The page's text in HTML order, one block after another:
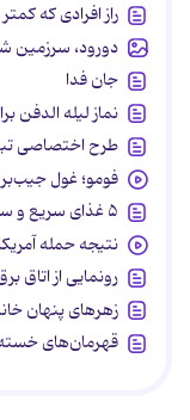
راز افرادی که
دورود،
جان فدا
نماز لیله الدفن
طرح اختصاصی
فومو؛ غول
۵ غذای سریع و سالم برای طبیعت‌گردی
نتیجه حمله
رونمایی از اتاق
زهرهای پنهان
قهرمان‌های خسته